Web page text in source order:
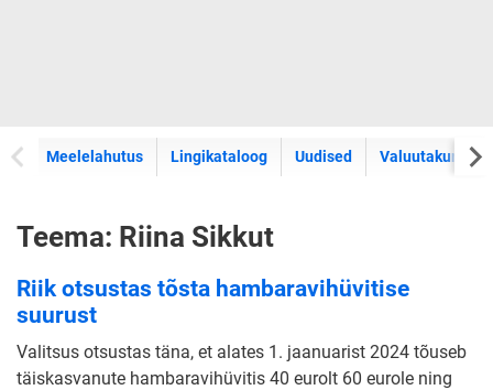
Meelelahutus Lingikataloog Uudised Valuutakursid
Teema: Riina Sikkut
Riik otsustas tõsta hambaravihüvitise
suurust
Valitsus otsustas täna, et alates 1. jaanuarist 2024 tõuseb
täiskasvanute hambaravihüvitis 40 eurolt 60 eurole ning